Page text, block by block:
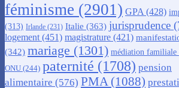
féminisme (2901) GPA (428)
(313) Irlande (231) Italie (363) jurisprudence
logement (451) magistrature (421)
(342) mariage (1301) médiation familiale
ONU (244) paternité (1708) pension
alimentaire (576) PMA(1088)